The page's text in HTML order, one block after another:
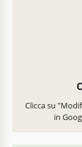
Clicca su
in